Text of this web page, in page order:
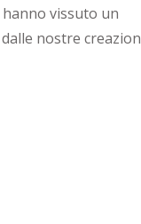
hanno vissuto un
nostre